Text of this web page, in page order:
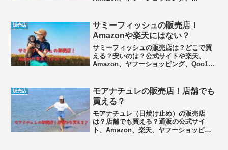
販の店舗では？ペットショップやドラッ
グストア、ホームセンターなど調べてい
ます。口コミやデメリット、解約方法な
どもわかりやすくまとめてみました。
販売店
サミーフィッシュの販売店！
Amazonや楽天にはない？
サミーフィッシュの販売店は？どこで買
える？安いのは？公式サイトや楽天、
Amazon、ヤフーショッピング、Qoo10
販の店舗までリサーチしてみました。解
約やマイページにログインする方法、口
コミやデメリットなども詳しくまとめて
います。
販売店
モアナチュレの販売店！店舗でも
買える？
モアナチュレ（日焼け止め）の販売店
は？店舗でも買える？通販の公式サイ
ト、Amazon、楽天、ヤフーショッピン